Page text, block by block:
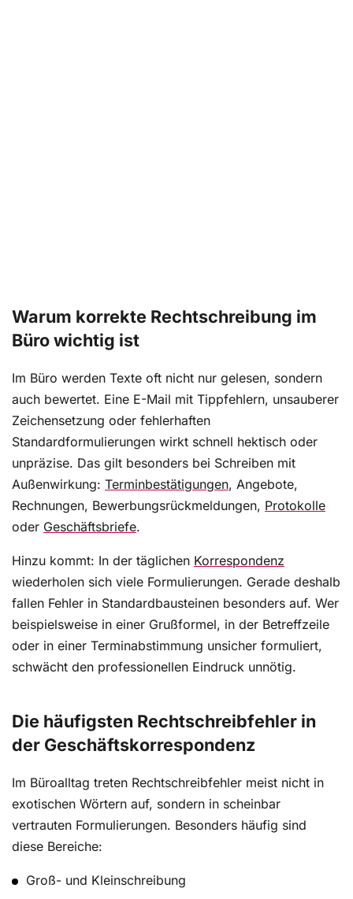
Warum korrekte Rechtschreibung im
Büro wichtig ist
Im Büro werden Texte oft nicht nur gelesen, sondern
auch bewertet. Eine E-Mail mit Tippfehlern, unsauberer
Zeichensetzung oder fehlerhaften
Standardformulierungen wirkt schnell hektisch oder
unpräzise. Das gilt besonders bei Schreiben mit
Außenwirkung: Terminbestätigungen, Angebote,
Rechnungen, Bewerbungsrückmeldungen, Protokolle
oder Geschäftsbriefe.
Hinzu kommt: In der täglichen Korrespondenz
wiederholen sich viele Formulierungen. Gerade deshalb
fallen Fehler in Standardbausteinen besonders auf. Wer
beispielsweise in einer Grußformel, in der Betreffzeile
oder in einer Terminabstimmung unsicher formuliert,
schwächt den professionellen Eindruck unnötig.
Die häufigsten Rechtschreibfehler in
der Geschäftskorrespondenz
Im Büroalltag treten Rechtschreibfehler meist nicht in
exotischen Wörtern auf, sondern in scheinbar
vertrauten Formulierungen. Besonders häufig sind
diese Bereiche:
Groß- und Kleinschreibung